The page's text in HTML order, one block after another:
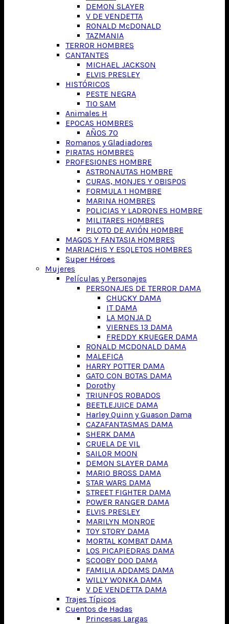
DEMON SLAYER
V DE VENDETTA
RONALD McDONALD
TAZMANIA
TERROR HOMBRES
CANTANTES
MICHAEL JACKSON
ELVIS PRESLEY
HISTÓRICOS
PESTE NEGRA
TIO SAM
Animales H
EPOCAS HOMBRES
AÑOS 70
Romanos y Gladiadores
PIRATAS HOMBRES
PROFESIONES HOMBRE
ASTRONAUTAS HOMBRE
CURAS, MONJES Y OBISPOS
FORMULA 1 HOMBRE
MARINA HOMBRES
POLICIAS Y LADRONES HOMBRE
MILITARES HOMBRES
PILOTO DE AVIÓN HOMBRE
MAGOS Y FANTASIA HOMBRES
MARIACHIS Y ESQLETOS HOMBRES
Super Héroes
Mujeres
Películas y Personajes
PERSONAJES DE TERROR DAMA
CHUCKY DAMA
IT DAMA
LA MONJA D
VIERNES 13 DAMA
FREDDY KRUEGER DAMA
RONALD MCDONALD DAMA
MALEFICA
HARRY POTTER DAMA
GATO CON BOTAS DAMA
Dorothy
TRIUNFOS ROBADOS
BEETLEJUICE DAMA
Harley Quinn y Guason Dama
CAZAFANTASMAS DAMA
SHERK DAMA
CRUELA DE VIL
SAILOR MOON
DEMON SLAYER DAMA
MARIO BROSS DAMA
STAR WARS DAMA
STREET FIGHTER DAMA
POWER RANGER DAMA
ELVIS PRESLEY
MARILYN MONROE
TOY STORY DAMA
MORTAL KOMBAT DAMA
LOS PICAPIEDRAS DAMA
SCOOBY DOO DAMA
FAMILIA ADDAMS DAMA
WILLY WONKA DAMA
V DE VENDETTA DAMA
Trajes Típicos
Cuentos de Hadas
Princesas Largas